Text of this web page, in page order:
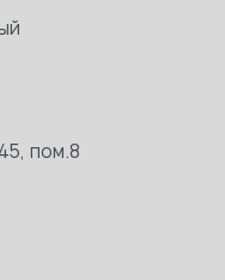
пом.8